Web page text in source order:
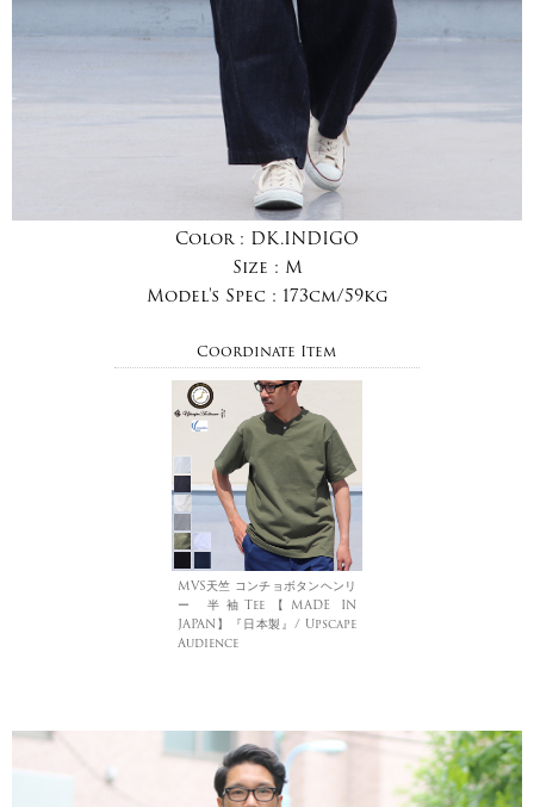
Color : DK.INDIGO
Size : M
Model's Spec : 173cm/59kg
Coordinate Item
MVS天竺 コンチョボタンヘンリ
ー 半袖Tee【MADE IN
JAPAN】『日本製』/ Upscape
Audience